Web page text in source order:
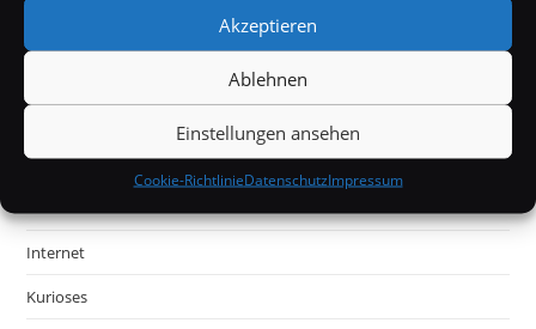
Akzeptieren
Ablehnen
Einstellungen ansehen
Cookie-RichtlinieDatenschutzImpressum
Internet
Kurioses